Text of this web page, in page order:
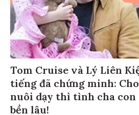
Tom Cruise và Lý Liên
tiếng đã chứng minh:
nuôi dạy thì tình cha con
bền lâu!